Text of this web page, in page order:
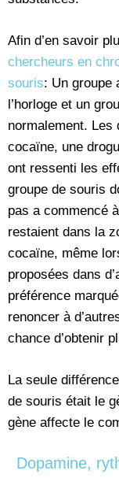
Afin d’en savoir
chercheurs en
souris: Un groupe
l’horloge et un
normalement. Les
cocaïne, une
ont ressenti les
groupe de souris
pas a commencé
restaient dans la
cocaïne, même
proposées dans
préférence
renoncer à
chance d’obtenir
La seule
de souris était le
gène affecte le
Dopamine,